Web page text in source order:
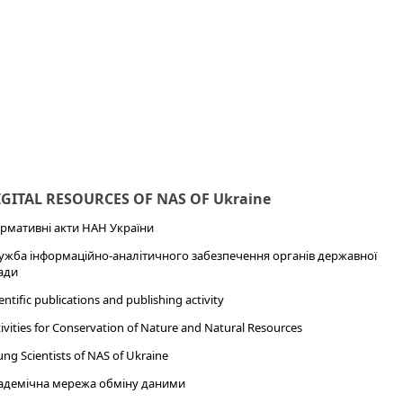
RESOURCES OF NAS OF Ukraine
акти НАН України
інформаційно-аналітичного забезпечення органів державної
publications and publishing activity
for Conservation of Nature and Natural Resources
Scientists of NAS of Ukraine
мережа обміну даними